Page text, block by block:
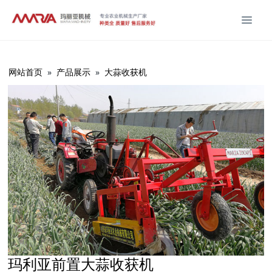
网站首页 » 产品展示 » 大蒜收获机
玛利亚前置大蒜收获机